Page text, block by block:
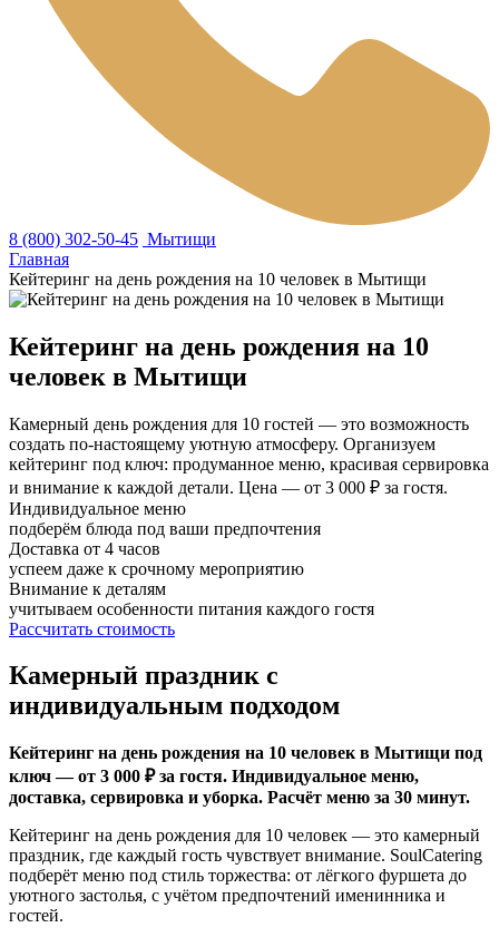
8 (800) 302-50-45 Мытищи
Главная
Кейтеринг на день рождения на 10 человек в Мытищи
Кейтеринг на день рождения на 10
человек в Мытищи
Камерный день рождения для 10 гостей — это возможность
создать по-настоящему уютную атмосферу. Организуем
кейтеринг под ключ: продуманное меню, красивая сервировка
и внимание к каждой детали. Цена — от 3 000 ₽ за гостя.
Индивидуальное меню
подберём блюда под ваши предпочтения
Доставка от 4 часов
успеем даже к срочному мероприятию
Внимание к деталям
учитываем особенности питания каждого гостя
Рассчитать стоимость
Камерный праздник с
индивидуальным подходом
Кейтеринг на день рождения на 10 человек в Мытищи под
ключ — от 3 000 ₽ за гостя. Индивидуальное меню,
доставка, сервировка и уборка. Расчёт меню за 30 минут.
Кейтеринг на день рождения для 10 человек — это камерный
праздник, где каждый гость чувствует внимание. SoulCatering
подберёт меню под стиль торжества: от лёгкого фуршета до
уютного застолья, с учётом предпочтений именинника и
гостей.